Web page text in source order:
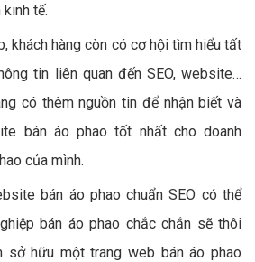
tế.
khách hàng còn có cơ hội tìm hiểu tất
tin liên quan đến SEO, website…
có thêm nguồn tin để nhận biết và
bán áo phao tốt nhất cho doanh
của mình.
bán áo phao chuẩn SEO có thể
bán áo phao chắc chắn sẽ thôi
sở hữu một trang web bán áo phao